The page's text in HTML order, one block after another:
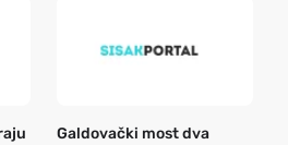
Galdovački most dva